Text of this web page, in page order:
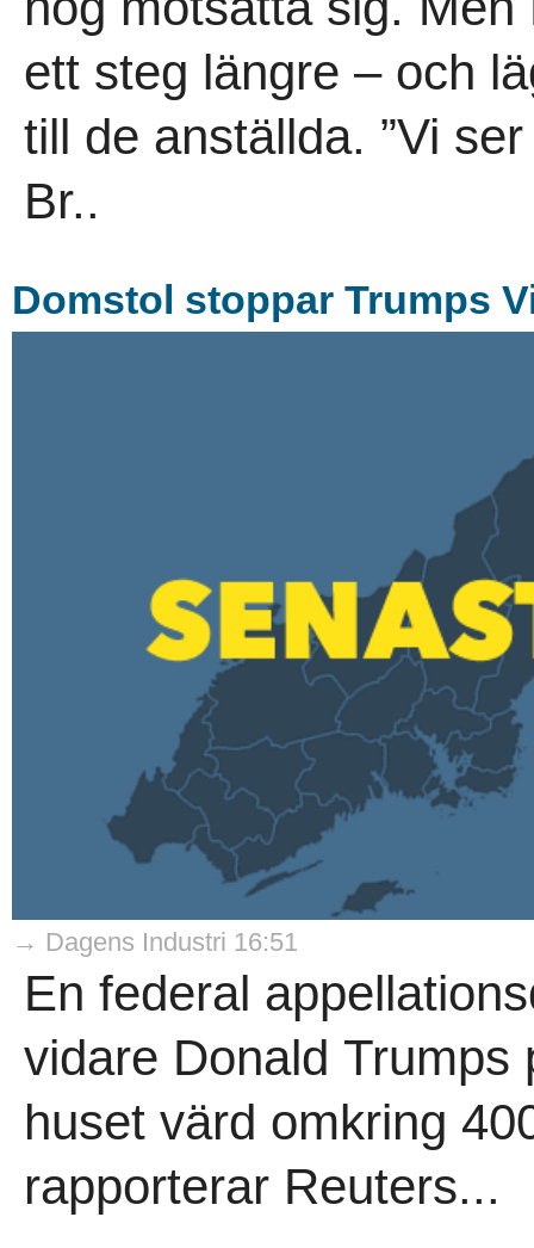
ett steg längre – och
till de anställda. ”Vi
Br..
Domstol stoppar Trumps
→ Dagens Industri 16:51
En federal
vidare Donald Trumps
huset värd omkring
rapporterar Reuters...